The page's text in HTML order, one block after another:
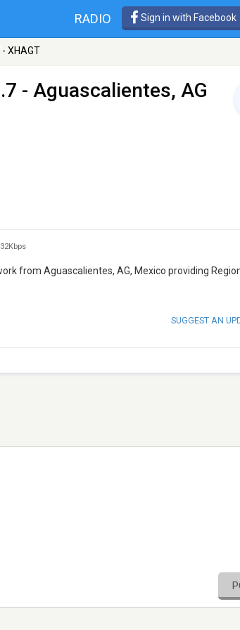
RADIO Sign in with Facebook
XHAGT
- Aguascalientes, AG
32Kbps
from Aguascalientes, AG, Mexico providing
SUGGEST AN